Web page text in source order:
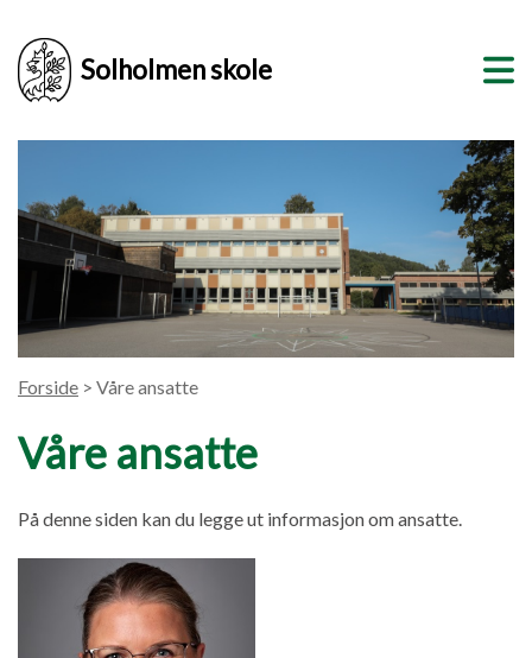
Solholmen skole
Forside > Våre ansatte
Våre ansatte
På denne siden kan du legge ut informasjon om ansatte.